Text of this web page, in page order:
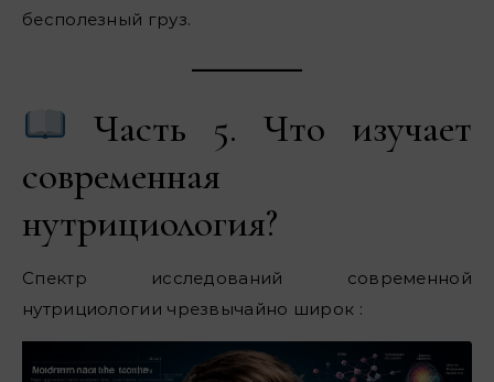
бесполезный груз.
Часть 5. Что изучает
современная
нутрициология?
Спектр исследований современной
нутрициологии чрезвычайно широк :